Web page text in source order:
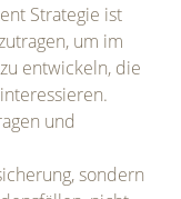
Strategie ist
um im
entwickeln, die
und
sondern